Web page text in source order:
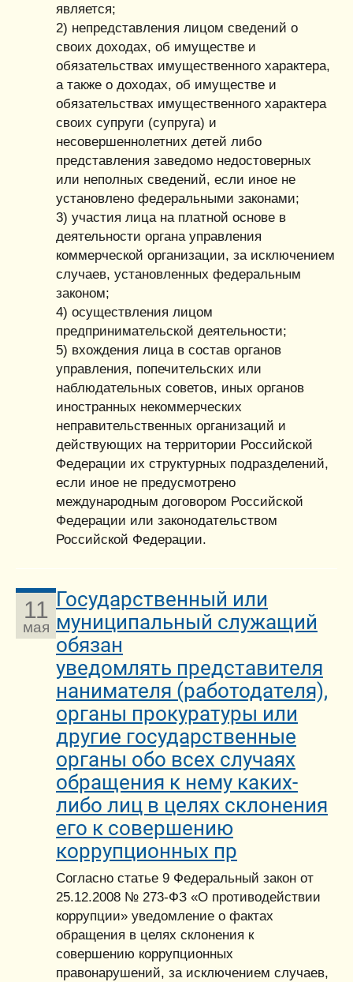
является;
2) непредставления лицом сведений о
своих доходах, об имуществе и
обязательствах имущественного характера,
а также о доходах, об имуществе и
обязательствах имущественного характера
своих супруги (супруга) и
несовершеннолетних детей либо
представления заведомо недостоверных
или неполных сведений, если иное не
установлено федеральными законами;
3) участия лица на платной основе в
деятельности органа управления
коммерческой организации, за исключением
случаев, установленных федеральным
законом;
4) осуществления лицом
предпринимательской деятельности;
5) вхождения лица в состав органов
управления, попечительских или
наблюдательных советов, иных органов
иностранных некоммерческих
неправительственных организаций и
действующих на территории Российской
Федерации их структурных подразделений,
если иное не предусмотрено
международным договором Российской
Федерации или законодательством
Российской Федерации.
11
мая
Государственный или
муниципальный служащий
обязан
уведомлять представителя
нанимателя (работодателя),
органы прокуратуры или
другие государственные
органы обо всех случаях
обращения к нему каких-
либо лиц в целях склонения
его к совершению
коррупционных пр
Согласно статье 9 Федеральный закон от
25.12.2008 № 273-ФЗ «О противодействии
коррупции» уведомление о фактах
обращения в целях склонения к
совершению коррупционных
правонарушений, за исключением случаев,